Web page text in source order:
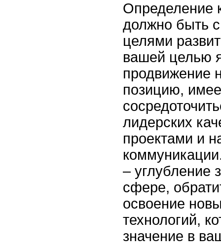
Определение
должно быть
целями
вашей целью
продвижение
позицию,
лидерских
проектами и
– углубление
сфере,
освоение
технологий,
значение в